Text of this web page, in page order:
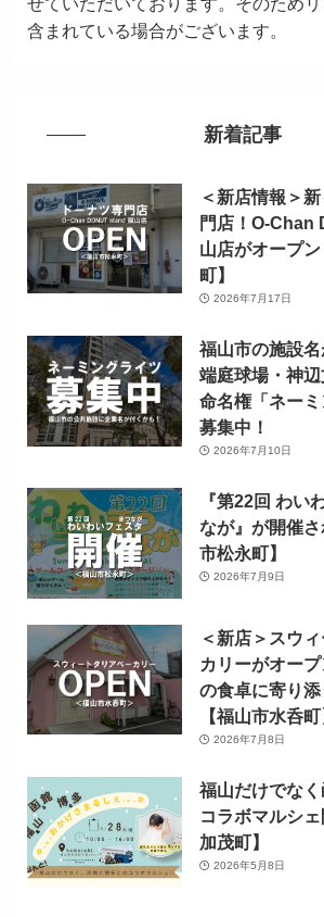
含まれている場合がございます。
新着記事
＜新店情報＞
門店！O-Chan
山店がオープ
町】
2026年7月17日
福山市の施設
端庭球場・神
命名権「ネー
募集中！
2026年7月10日
『第22回 わい
なが』が開催
市松永町】
2026年7月9日
＜新店＞スウ
カリーがオー
の食卓に寄り
【福山市水呑町
2026年7月8日
福山だけでな
コラボマルシ
加茂町】
2026年5月8日